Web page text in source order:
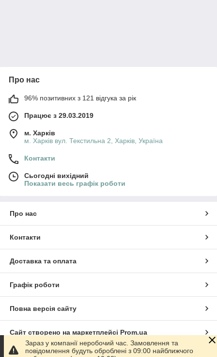
Про нас
96% позитивних з 121 відгука за рік
Працює з 29.03.2019
м. Харків
м. Харків вул. Текстильна 2, Харків, Україна
Контакти
Сьогодні вихідний
Показати весь графік роботи
Про нас
Контакти
Доставка та оплата
Графік роботи
Повна версія сайту
Сайт створено на маркетплейсі Prom.ua
Зараз у компанії неробочий час. Замовлення та
повідомлення будуть оброблені з 09:00 найближчого